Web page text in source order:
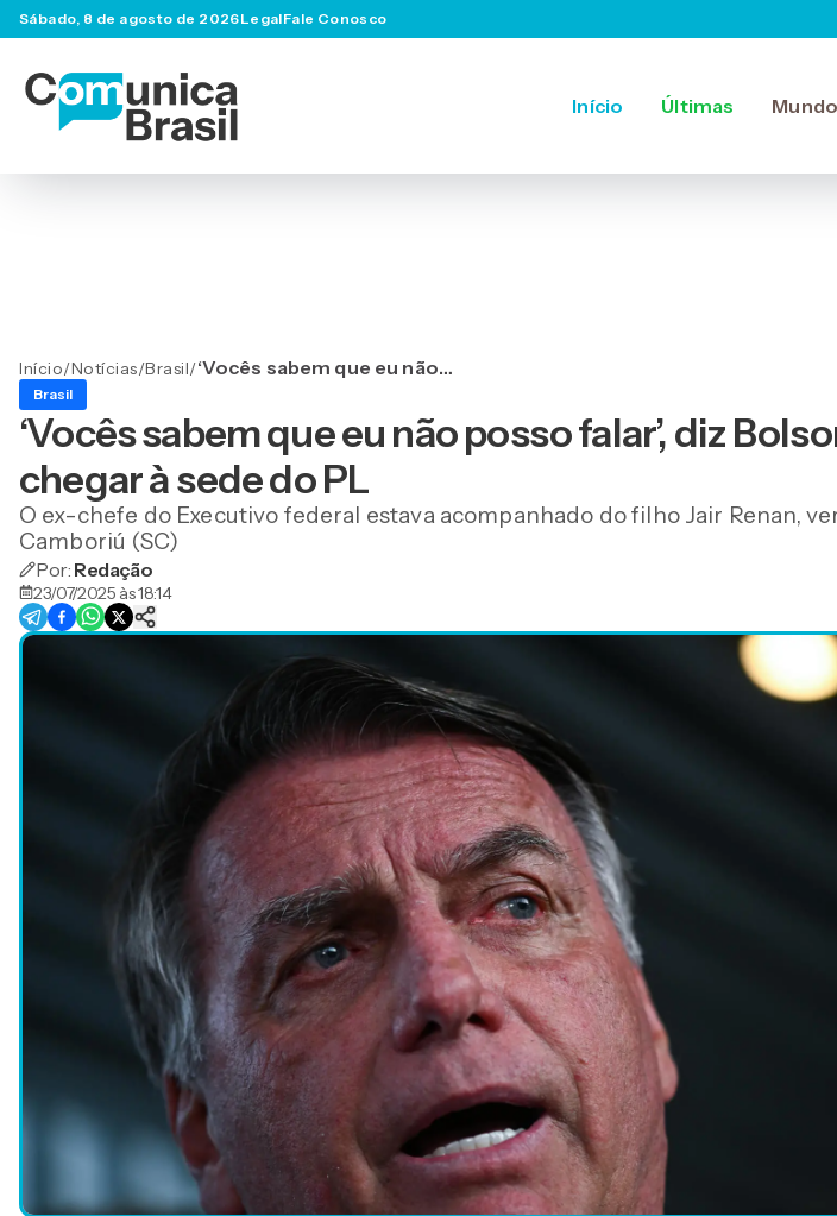
Sábado, 8 de agosto de 2026LegalFale Conosco
Início Últimas Mundo
Início/Notícias/Brasil/‘Vocês sabem que eu não
Brasil
‘Vocês sabem que eu não posso falar’, diz
chegar à sede do PL
O ex-chefe do Executivo federal estava acompanhado do filho Jair Renan,
Camboriú (SC)
Por: Redação
23/07/2025 às 18:14